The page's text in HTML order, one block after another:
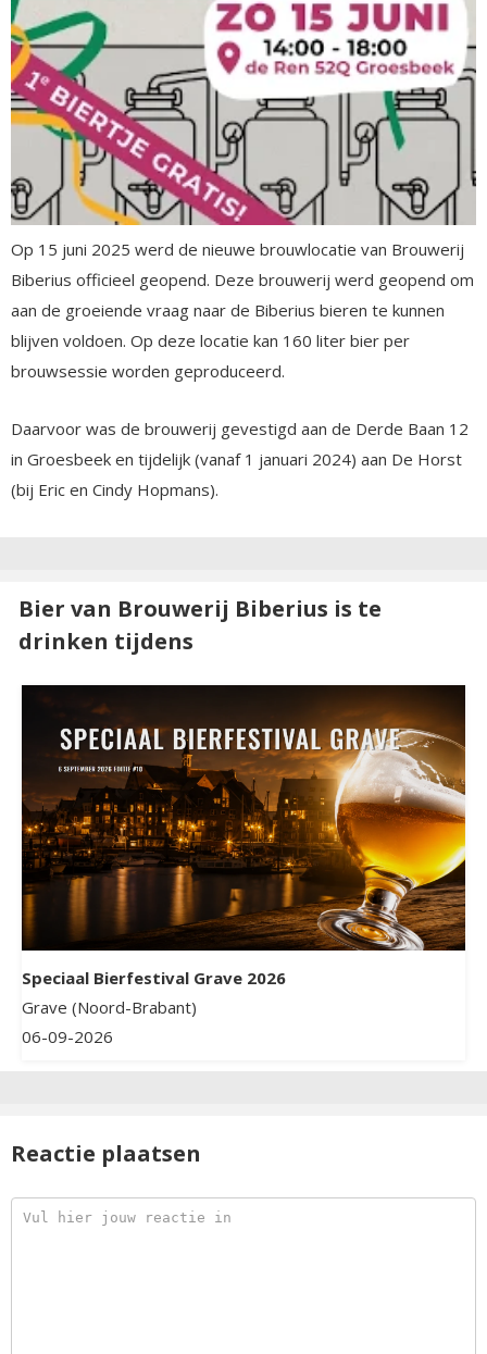
Op 15 juni 2025 werd de nieuwe brouwlocatie van Brouwerij
Biberius officieel geopend. Deze brouwerij werd geopend om
aan de groeiende vraag naar de Biberius bieren te kunnen
blijven voldoen. Op deze locatie kan 160 liter bier per
brouwsessie worden geproduceerd.
Daarvoor was de brouwerij gevestigd aan de Derde Baan 12
in Groesbeek en tijdelijk (vanaf 1 januari 2024) aan De Horst
(bij Eric en Cindy Hopmans).
Bier van Brouwerij Biberius is te
drinken tijdens
Speciaal Bierfestival Grave 2026
Grave (Noord-Brabant)
06-09-2026
Reactie plaatsen